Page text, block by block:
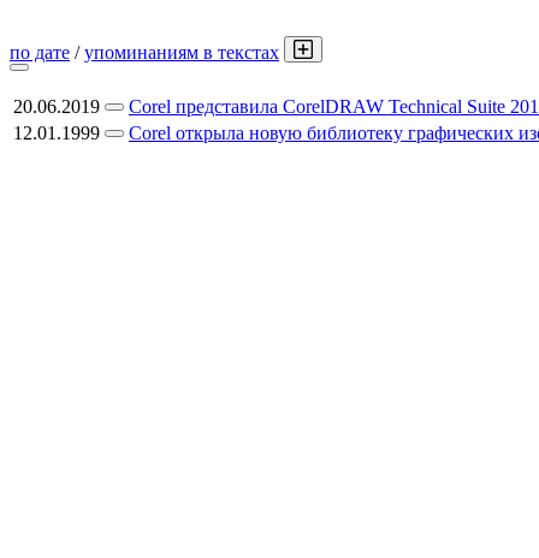
по дате /упоминаниям в текстах
20.06.2019
Corel представила CorelDRAW Technical Suite
12.01.1999
Corel открыла новую библиотеку графических